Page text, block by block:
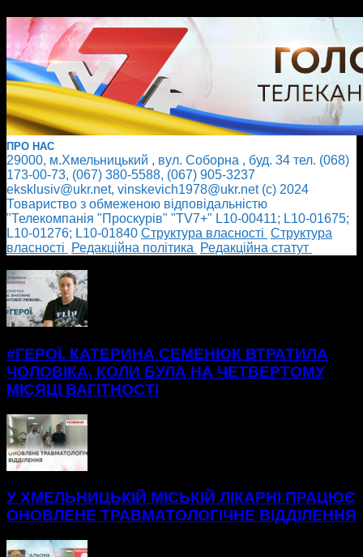
ПРО НАС
29000, м.Хмельницький , вул. Соборна , буд. 34 тел. (068)
173-00-73, (067) 380-5588, (067) 905-3237
eksklusiv@ukr.net, vinskevich1978@ukr.net (с) 2024
Товариство з обмеженою відповідальністю
"Телекомпанія "Проскурів" "TV7+" L10-00411; L10-01675;
L10-01276; L10-01840 Cтруктура власності Cтруктура
власності
Редакційна політика
Редакційна статут
#ГЕРОЇ. КАТЕРИНА СЕМЕНЮК ВТРАТИЛА
ЧОЛОВІКА, КОЛИ БУЛА НА ЧЕТВЕРТОМУ
МІСЯЦІ ВАГІТНОСТІ
У ХМЕЛЬНИЦЬКІЙ МІСЬКІЙ ЛІКАРНІ ПРАЦЮЄ
ОНОВЛЕНЕ ТРАВМАТОЛОГІЧНЕ ВІДДІЛЕННЯ